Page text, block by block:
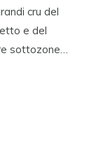
cru del
e del
sottozone…